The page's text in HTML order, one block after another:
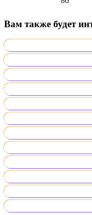
Вам также будет